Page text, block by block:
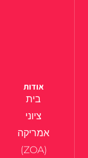
אודות
בית
ציוני
אמריקה
(ZOA)